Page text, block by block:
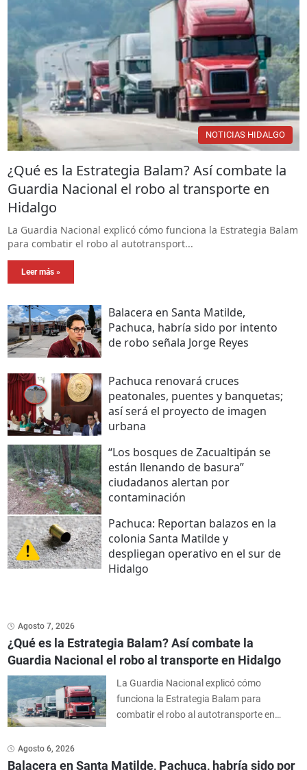
NOTICIAS HIDALGO
¿Qué es la Estrategia Balam? Así combate la
Guardia Nacional el robo al transporte en
Hidalgo
La Guardia Nacional explicó cómo funciona la Estrategia Balam
para combatir el robo al autotransport...
Leer más »
Balacera en Santa Matilde,
Pachuca, habría sido por intento
de robo señala Jorge Reyes
Pachuca renovará cruces
peatonales, puentes y banquetas;
así será el proyecto de imagen
urbana
“Los bosques de Zacualtipán se
están llenando de basura”
ciudadanos alertan por
contaminación
Pachuca: Reportan balazos en la
colonia Santa Matilde y
despliegan operativo en el sur de
Hidalgo
Agosto 7, 2026
¿Qué es la Estrategia Balam? Así combate la
Guardia Nacional el robo al transporte en Hidalgo
La Guardia Nacional explicó cómo
funciona la Estrategia Balam para
combatir el robo al autotransporte en
Agosto 6, 2026
Balacera en Santa Matilde, Pachuca, habría sido por